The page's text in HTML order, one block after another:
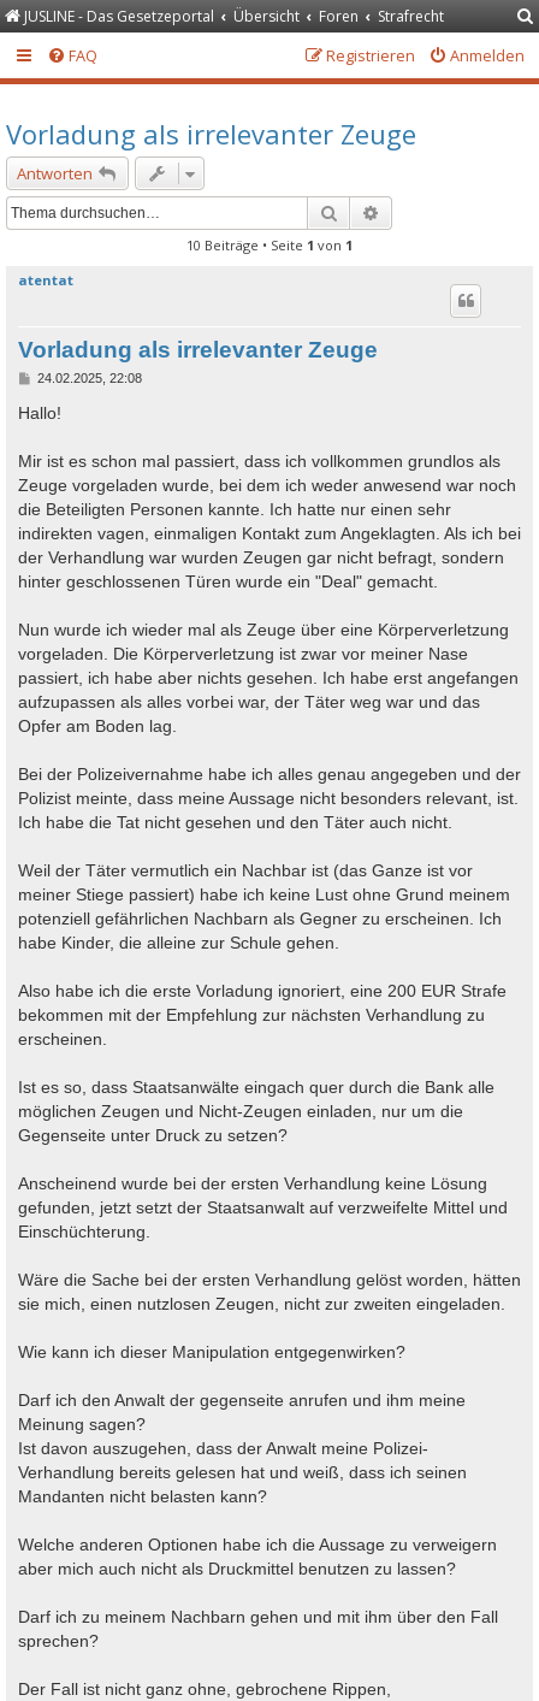
JUSLINE - Das Gesetzeportal Übersicht Foren Strafrecht
FAQ Anmelden
Registrieren
Vorladung als irrelevanter Zeuge
Antworten
Suche
10 Beiträge • Seite 1 von 1
atentat
Vorladung als irrelevanter Zeuge
B
i
t
a
g
24.02.2025, 22:08
Hallo!
Mir ist es schon mal passiert, dass ich vollkommen grundlos als
Zeuge vorgeladen wurde, bei dem ich weder anwesend war noch
die Beteiligten Personen kannte. Ich hatte nur einen sehr
indirekten vagen, einmaligen Kontakt zum Angeklagten. Als ich bei
der Verhandlung war wurden Zeugen gar nicht befragt, sondern
hinter geschlossenen Türen wurde ein "Deal" gemacht.
Nun wurde ich wieder mal als Zeuge über eine Körperverletzung
vorgeladen. Die Körperverletzung ist zwar vor meiner Nase
passiert, ich habe aber nichts gesehen. Ich habe erst angefangen
aufzupassen als alles vorbei war, der Täter weg war und das
Opfer am Boden lag.
Bei der Polizeivernahme habe ich alles genau angegeben und der
Polizist meinte, dass meine Aussage nicht besonders relevant, ist.
Ich habe die Tat nicht gesehen und den Täter auch nicht.
Weil der Täter vermutlich ein Nachbar ist (das Ganze ist vor
meiner Stiege passiert) habe ich keine Lust ohne Grund meinem
potenziell gefährlichen Nachbarn als Gegner zu erscheinen. Ich
habe Kinder, die alleine zur Schule gehen.
Also habe ich die erste Vorladung ignoriert, eine 200 EUR Strafe
bekommen mit der Empfehlung zur nächsten Verhandlung zu
erscheinen.
Ist es so, dass Staatsanwälte eingach quer durch die Bank alle
möglichen Zeugen und Nicht-Zeugen einladen, nur um die
Gegenseite unter Druck zu setzen?
Anscheinend wurde bei der ersten Verhandlung keine Lösung
gefunden, jetzt setzt der Staatsanwalt auf verzweifelte Mittel und
Einschüchterung.
Wäre die Sache bei der ersten Verhandlung gelöst worden, hätten
sie mich, einen nutzlosen Zeugen, nicht zur zweiten eingeladen.
Wie kann ich dieser Manipulation entgegenwirken?
Darf ich den Anwalt der gegenseite anrufen und ihm meine
Meinung sagen?
Ist davon auszugehen, dass der Anwalt meine Polizei-
Verhandlung bereits gelesen hat und weiß, dass ich seinen
Mandanten nicht belasten kann?
Welche anderen Optionen habe ich die Aussage zu verweigern
aber mich auch nicht als Druckmittel benutzen zu lassen?
Darf ich zu meinem Nachbarn gehen und mit ihm über den Fall
sprechen?
Der Fall ist nicht ganz ohne, gebrochene Rippen,